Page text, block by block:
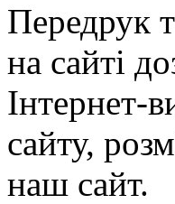
Передрук
на сайті
Інтернет-
сайту,
наш сайт.